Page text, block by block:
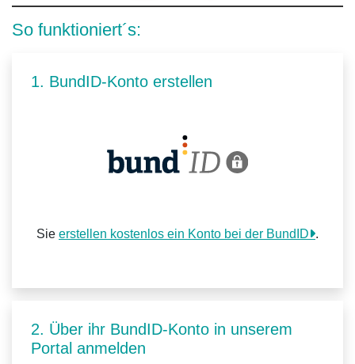
So funktioniert´s:
1. BundID-Konto erstellen
Sie erstellen kostenlos ein Konto bei der BundID .
2. Über ihr BundID-Konto in unserem
Portal anmelden